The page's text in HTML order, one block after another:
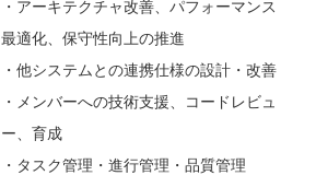
・アーキテクチャ改善、パフォーマンス
最適化、保守性向上の推進
・他システムとの連携仕様の設計・改善
・メンバーへの技術支援、コードレビュ
ー、育成
・タスク管理・進行管理・品質管理